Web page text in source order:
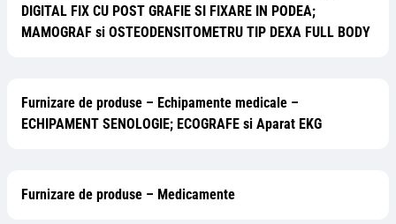
DIGITAL FIX CU POST GRAFIE SI FIXARE IN PODEA;
MAMOGRAF si OSTEODENSITOMETRU TIP DEXA FULL BODY
Furnizare de produse – Echipamente medicale –
ECHIPAMENT SENOLOGIE; ECOGRAFE si Aparat EKG
Furnizare de produse – Medicamente